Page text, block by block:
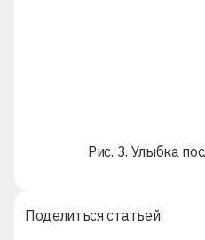
Рис. 3. Улыбка
Поделиться статьей: